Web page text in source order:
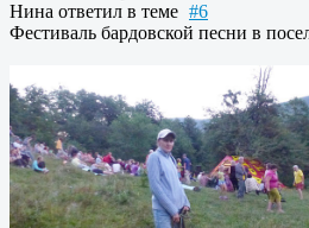
Нина ответил в теме #6
Фестиваль бардовской песни в